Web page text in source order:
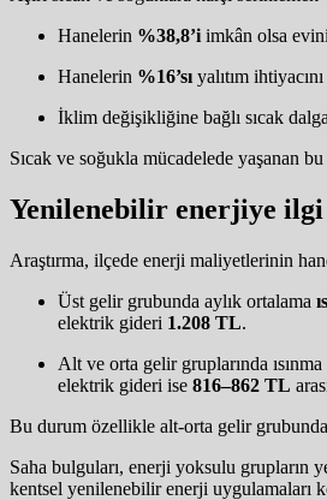
Hanelerin %38,8’i imkân olsa
Hanelerin %16’sı yalıtım
İklim değişikliğine bağlı sıcak
Sıcak ve soğukla mücadelede yaşanan
Yenilenebilir enerjiye
Araştırma, ilçede enerji maliyetlerinin
Üst gelir grubunda aylık ortalama
elektrik gideri 1.208 TL.
Alt ve orta gelir gruplarında
elektrik gideri ise 816–862 TL
Bu durum özellikle alt-orta gelir
Saha bulguları, enerji yoksulu grupların
kentsel yenilenebilir enerji uygulamaları